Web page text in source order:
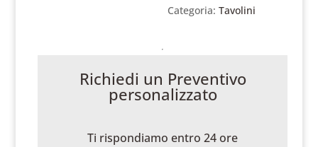
Categoria:Tavolini
Richiedi un Preventivo
personalizzato
Ti rispondiamo entro 24 ore